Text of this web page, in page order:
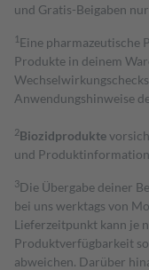
und Gratis-Beigaben
1 Eine pharmazeutische
Produkte in deinem
Anwendungshinweise
2Biozidprodukte
und
3Die Übergabe deiner
bei uns werktags von
Lieferzeitpunkt kann je
Produktverfügbarkeit
abweichen. Darüber